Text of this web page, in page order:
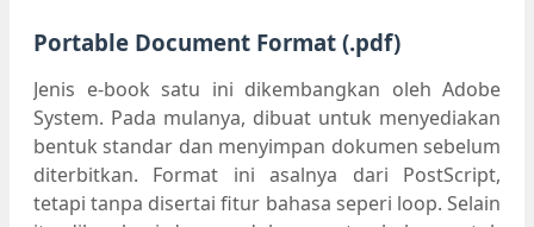
Portable Document Format (.pdf)
Jenis e-book satu ini dikembangkan oleh Adobe
System. Pada mulanya, dibuat untuk menyediakan
bentuk standar dan menyimpan dokumen sebelum
diterbitkan. Format ini asalnya dari PostScript,
tetapi tanpa disertai fitur bahasa seperi loop. Selain